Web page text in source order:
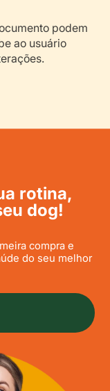
podem
ao usuário
rotina,
dog!
compra e
do seu melhor